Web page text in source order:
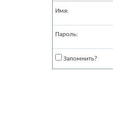
Имя:
Пароль:
Запомнить?